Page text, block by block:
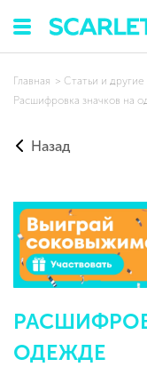
Главная
Статьи и
Расшифровка значков на
Назад
ОДЕЖДЕ